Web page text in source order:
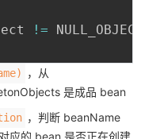
!=
，从
是成品 bean
，判断 beanName
应的 bean 是否正在创建